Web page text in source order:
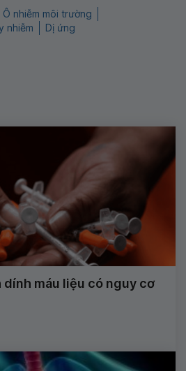
Ô nhiễm môi trường
nhiễm Dị ứng
dính máu liệu có nguy cơ